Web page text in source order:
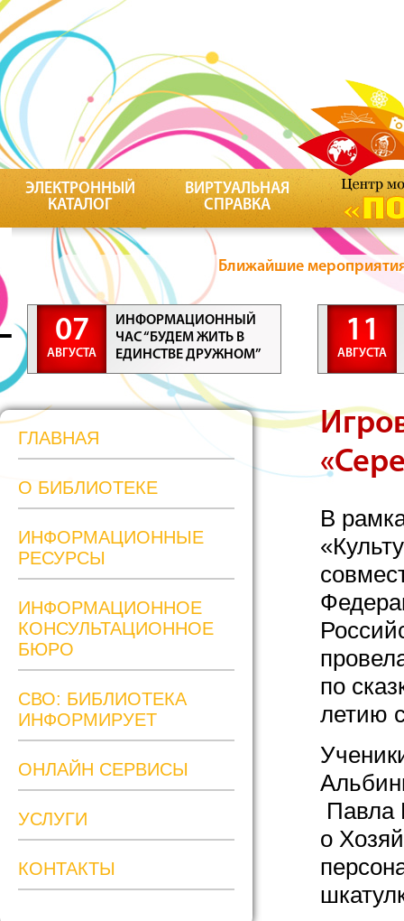
ЭЛЕКТРОННЫЙ
КАТАЛОГ
ВИРТУАЛЬНАЯ
СПРАВКА
Ближайшие
07
АВГУСТА
ИНФОРМАЦИОННЫЙ
ЧАС “БУДЕМ ЖИТЬ В
ЕДИНСТВЕ ДРУЖНОМ”
11
АВГУСТА
ГЛАВНАЯ
О БИБЛИОТЕКЕ
ИНФОРМАЦИОННЫЕ
РЕСУРСЫ
ИНФОРМАЦИОННОЕ
КОНСУЛЬТАЦИОННОЕ
БЮРО
СВО: БИБЛИОТЕКА
ИНФОРМИРУЕТ
ОНЛАЙН СЕРВИСЫ
УСЛУГИ
КОНТАКТЫ
В
по
летию
Павла
о